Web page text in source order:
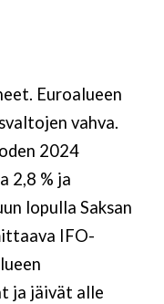
Euroalueen
vahva.
2024
2,8 % ja
lopulla Saksan
IFO-
ja jäivät alle